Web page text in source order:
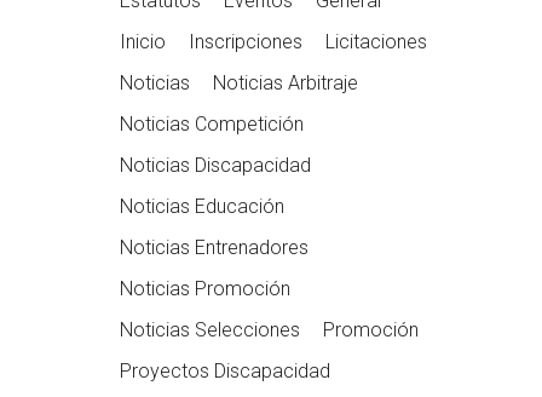
Inicio
Inscripciones
Licitaciones
Noticias
Noticias Arbitraje
Noticias Competición
Noticias Discapacidad
Noticias Educación
Noticias Entrenadores
Noticias Promoción
Noticias Selecciones
Promoción
Proyectos Discapacidad